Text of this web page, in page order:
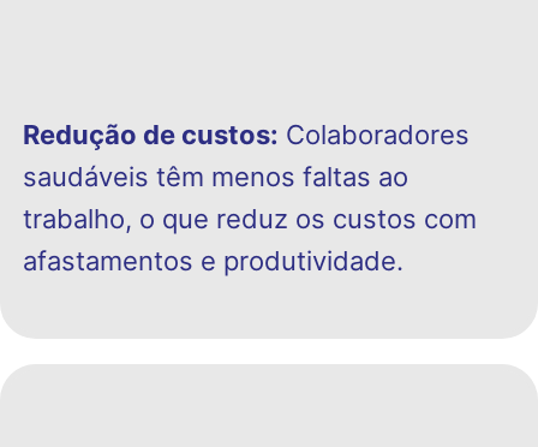
Redução de custos: Colaboradores
saudáveis têm menos faltas ao
trabalho, o que reduz os custos com
afastamentos e produtividade.